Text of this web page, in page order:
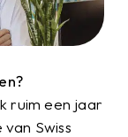
ruim een jaar
Swiss